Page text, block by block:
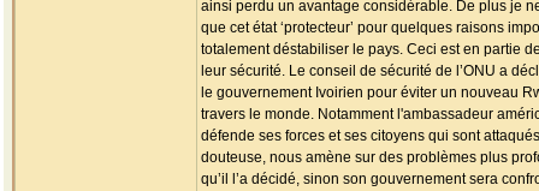
ainsi perdu un avantage considérable. De plus je
que cet état ‘protecteur’ pour quelques raisons
totalement déstabiliser le pays. Ceci est en partie
leur sécurité. Le conseil de sécurité de l’ONU a
le gouvernement Ivoirien pour éviter un nouveau
travers le monde. Notamment l'ambassadeur
défende ses forces et ses citoyens qui sont
douteuse, nous amène sur des problèmes plus
qu’il l’a décidé, sinon son gouvernement sera